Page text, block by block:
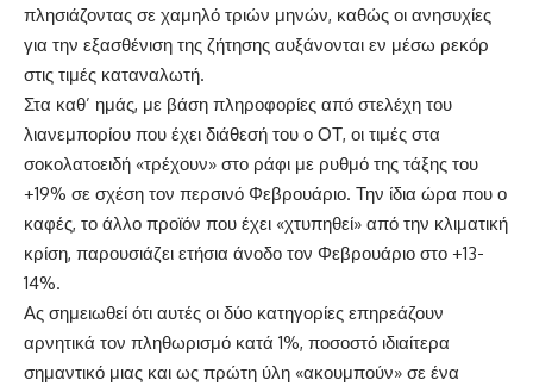
πλησιάζοντας σε χαμηλό τριών μηνών, καθώς οι ανησυχίες
για την εξασθένιση της ζήτησης αυξάνονται εν μέσω ρεκόρ
στις τιμές καταναλωτή.
Στα καθ’ ημάς, με βάση πληροφορίες από στελέχη του
λιανεμπορίου που έχει διάθεσή του ο ΟΤ, οι τιμές στα
σοκολατοειδή «τρέχουν» στο ράφι με ρυθμό της τάξης του
+19% σε σχέση τον περσινό Φεβρουάριο. Την ίδια ώρα που ο
καφές, το άλλο προϊόν που έχει «χτυπηθεί» από την κλιματική
κρίση, παρουσιάζει ετήσια άνοδο τον Φεβρουάριο στο +13-
14%.
Ας σημειωθεί ότι αυτές οι δύο κατηγορίες επηρεάζουν
αρνητικά τον πληθωρισμό κατά 1%, ποσοστό ιδιαίτερα
σημαντικό μιας και ως πρώτη ύλη «ακουμπούν» σε ένα